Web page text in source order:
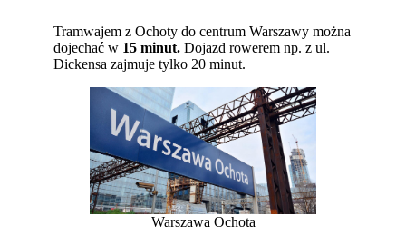
Tramwajem z Ochoty do centrum Warszawy można
dojechać w 15 minut. Dojazd rowerem np. z ul.
Dickensa zajmuje tylko 20 minut.
Warszawa Ochota